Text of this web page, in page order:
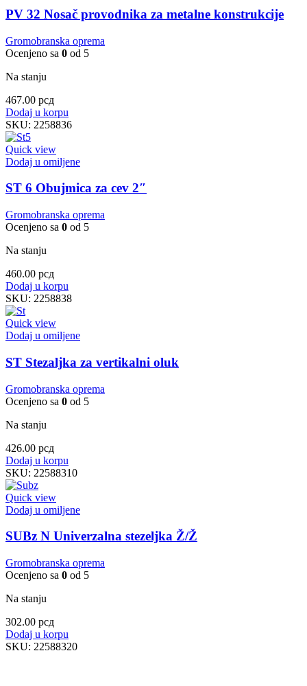
PV 32 Nosač provodnika za metalne konstrukcije
Gromobranska oprema
Ocenjeno sa 0 od 5
Na stanju
467.00 рсд
Dodaj u korpu
SKU: 2258836
Quick view
Dodaj u omiljene
ST 6 Obujmica za cev 2″
Gromobranska oprema
Ocenjeno sa 0 od 5
Na stanju
460.00 рсд
Dodaj u korpu
SKU: 2258838
Quick view
Dodaj u omiljene
ST Stezaljka za vertikalni oluk
Gromobranska oprema
Ocenjeno sa 0 od 5
Na stanju
426.00 рсд
Dodaj u korpu
SKU: 22588310
Quick view
Dodaj u omiljene
SUBz N Univerzalna stezeljka Ž/Ž
Gromobranska oprema
Ocenjeno sa 0 od 5
Na stanju
302.00 рсд
Dodaj u korpu
SKU: 22588320